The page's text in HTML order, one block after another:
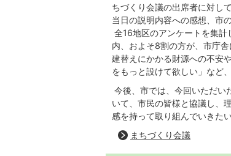
ちづくり会議の出席者に対し
当日の説明内容への感想、市
全16地区のアンケートを集
内、およそ8割の方が、市庁
建替えにかかる財源への不安
をもっと設けて欲しい」など
今後、市では、今回いただい
いて、市民の皆様と協議し、
感を持って取り組んでいきた
まちづくり会議